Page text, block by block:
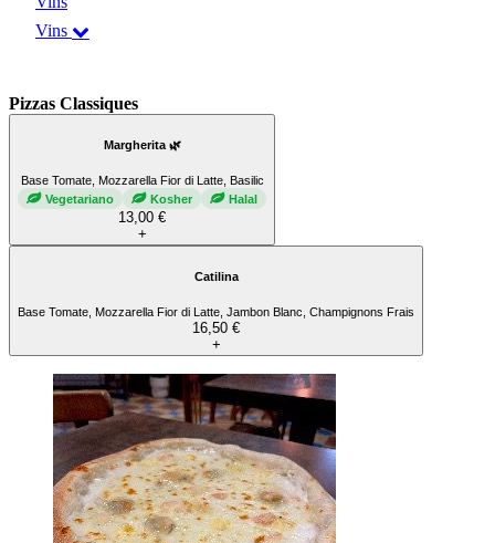
Vins
Pizzas Classiques
Margherita 🌿
Base Tomate, Mozzarella Fior di Latte, Basilic
Vegetariano
Kosher Halal
13,00 €
+
Catilina
Base Tomate, Mozzarella Fior di Latte, Jambon Blanc, Champignons Frais
16,50 €
+